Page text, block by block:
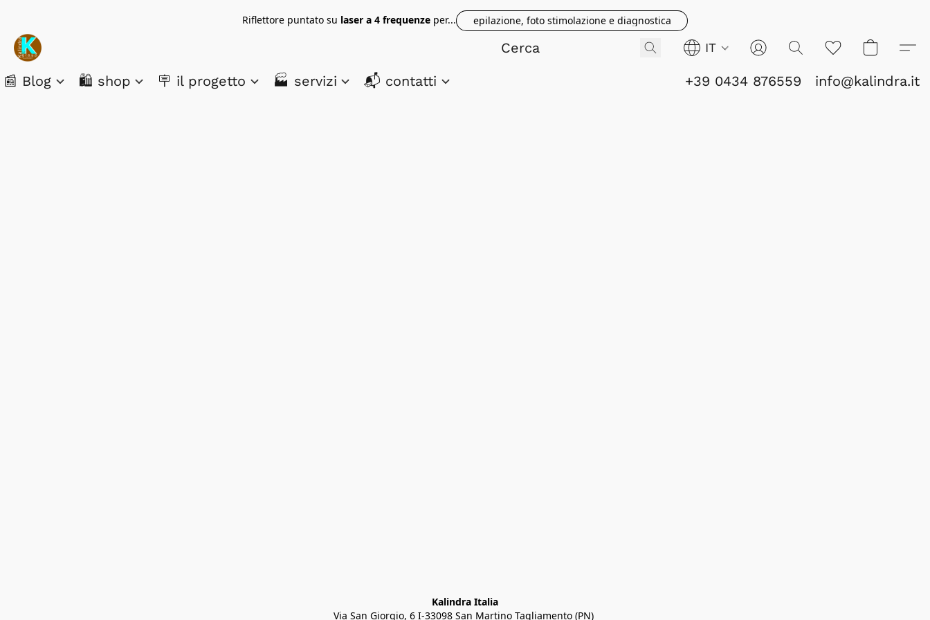
Riflettore puntato su laser a 4 frequenze per... epilazione, foto stimolazione e diagnostica
IT
📰 Blog 🛍️ shop 🪧 il progetto 🏭 servizi 📬 contatti +39 0434 876559 info@kalindra.it
Kalindra Italia
Via San Giorgio, 6 I-33098 San Martino Tagliamento (PN)